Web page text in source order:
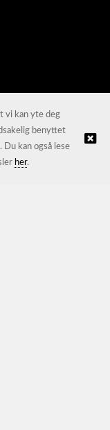
av Kréatif
vi kan yte deg
benyttet
kan også lese
her.